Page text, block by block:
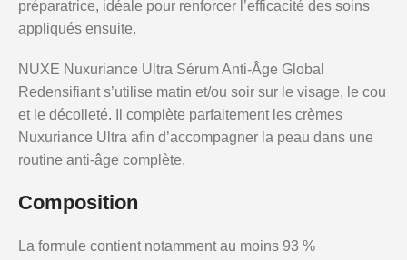
préparatrice, idéale pour renforcer l’efficacité des soins
appliqués ensuite.
NUXE Nuxuriance Ultra Sérum Anti-Âge Global
Redensifiant s’utilise matin et/ou soir sur le visage, le cou
et le décolleté. Il complète parfaitement les crèmes
Nuxuriance Ultra afin d’accompagner la peau dans une
routine anti-âge complète.
Composition
La formule contient notamment au moins 93 %